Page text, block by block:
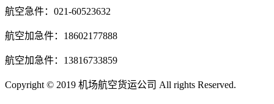
航空急件：021-60523632
航空加急件：18602177888
航空加急件：13816733859
Copyright © 2019 机场航空货运公司 All rights Reserved.